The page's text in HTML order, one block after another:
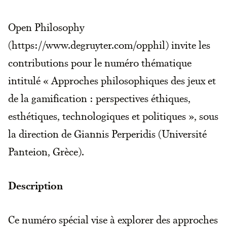
Open Philosophy
(https://www.degruyter.com/opphil) invite les
contributions pour le numéro thématique
intitulé « Approches philosophiques des jeux et
de la gamification : perspectives éthiques,
esthétiques, technologiques et politiques », sous
la direction de Giannis Perperidis (Université
Panteion, Grèce).
Description
Ce numéro spécial vise à explorer des approches